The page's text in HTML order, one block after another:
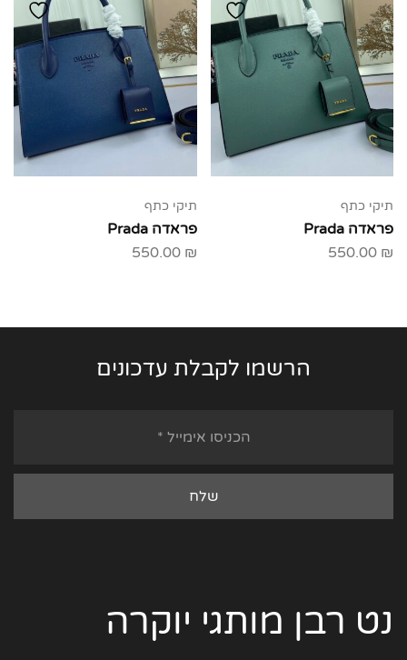
תיקי כתף
פראדה Prada
550.00 ₪
תיקי כתף
פראדה Prada
550.00 ₪
הרשמו לקבלת עדכונים
נט רבן מותגי יוקרה